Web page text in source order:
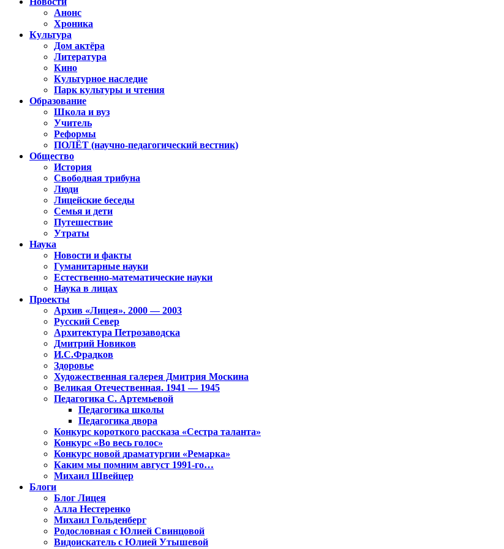
Анонс
Хроника
Культура
Дом актёра
Литература
Кино
Культурное наследие
Парк культуры и чтения
Образование
Школа и вуз
Учитель
Реформы
ПОЛЁТ (научно-педагогический вестник)
Общество
История
Свободная трибуна
Люди
Лицейские беседы
Семья и дети
Путешествие
Утраты
Наука
Новости и факты
Гуманитарные науки
Естественно-математические науки
Наука в лицах
Проекты
Архив «Лицея». 2000 — 2003
Русский Север
Архитектура Петрозаводска
Дмитрий Новиков
И.С.Фрадков
Здоровье
Художественная галерея Дмитрия Москина
Великая Отечественная. 1941 — 1945
Педагогика С. Артемьевой
Педагогика школы
Педагогика двора
Конкурс короткого рассказа «Сестра таланта»
Конкурс «Во весь голос»
Конкурс новой драматургии «Ремарка»
Каким мы помним август 1991-го…
Михаил Швейцер
Блоги
Блог Лицея
Алла Нестеренко
Михаил Гольденберг
Родословная с Юлией Свинцовой
Видоискатель с Юлией Утышевой